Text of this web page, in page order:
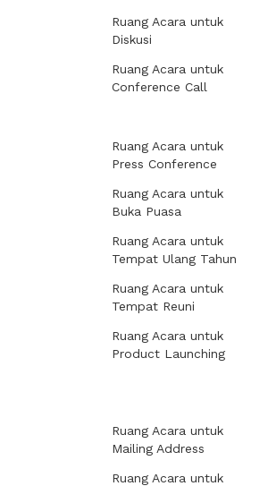
Ruang Acara untuk
Diskusi
Ruang Acara untuk
Conference Call
Ruang Acara untuk
Press Conference
Ruang Acara untuk
Buka Puasa
Ruang Acara untuk
Tempat Ulang Tahun
Ruang Acara untuk
Tempat Reuni
Ruang Acara untuk
Product Launching
Ruang Acara untuk
Mailing Address
Ruang Acara untuk